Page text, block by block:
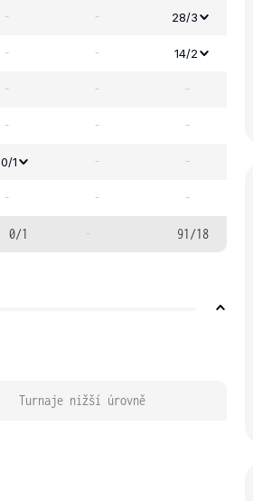
- - 28/3
- - 14/2
- - -
- - -
0/1 - -
- - -
0/1 - 91/18
Turnaje nižší úrovně